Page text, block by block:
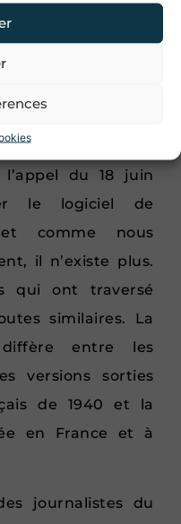
déjà et est
les films. Cela
d’unflash back
réussir à créer
du 18 juin
le logiciel de
et comme nous
il n’existe plus.
qui ont traversé
similaires. La
entre les
versions sorties
de 1940 et la
en France et à
journalistes du